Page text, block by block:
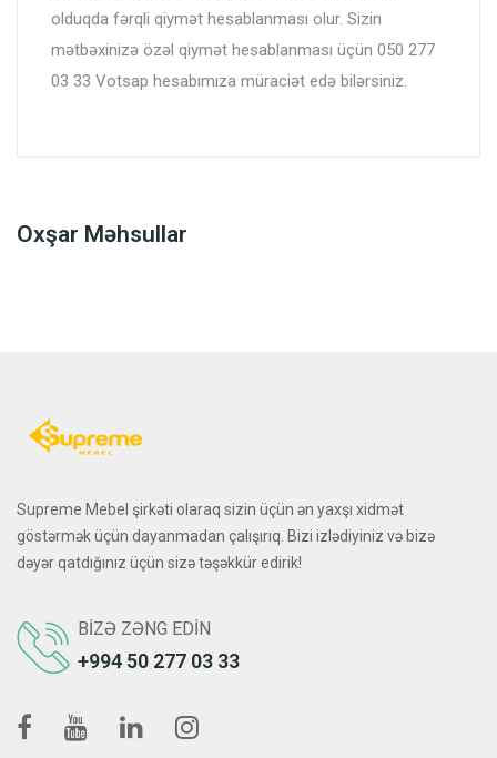
olduqda fərqli qiymət hesablanması olur. Sizin
mətbəxinizə özəl qiymət hesablanması üçün 050 277
03 33 Votsap hesabımıza müraciət edə bilərsiniz.
Oxşar Məhsullar
Supreme Mebel şirkəti olaraq sizin üçün ən yaxşı xidmət
göstərmək üçün dayanmadan çalışırıq. Bizi izlədiyiniz və bizə
dəyər qatdığınız üçün sizə təşəkkür edirik!
BIZƏ ZƏNG EDIN
+994 50 277 03 33